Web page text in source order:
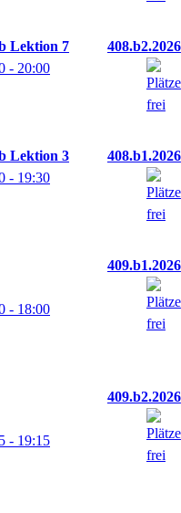
Lektion 7
408.b2.2026
- 20:00
Lektion 3
408.b1.2026
- 19:30
409.b1.2026
- 18:00
409.b2.2026
- 19:15